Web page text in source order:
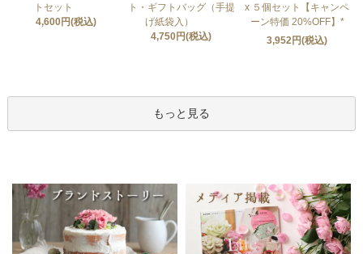
トセット
4,600円(税込)
ト・ギフトバッグ（手提
げ紙袋入）
4,750円(税込)
x ５個セット【キャンペ
ーン特価 20%OFF】*
3,952円(税込)
もっと見る